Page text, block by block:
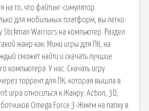
на то, что файтинг-симулятор
для мобильных платформ, вы легко
Stickman Warriors на компьютер. Раздел
жанр как: Мини игры для ПК, на
сможет найти и скачать лучшие
компьютера. У нас. Скачать игру
торрент для ПК, которая вышла в
игра относиться к Жанру: Action, 3D,
Omega Force 3-Жмём на папку в